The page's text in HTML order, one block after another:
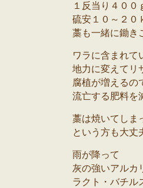
１反当り４００
硫安１０～２０
藁も一緒に鋤き
ワラに含まれて
地力に変えてリ
腐植が増えるの
流亡する肥料を
藁は焼いてしま
という方も大丈
雨が降って
灰の強いアルカ
ラクト・バチル